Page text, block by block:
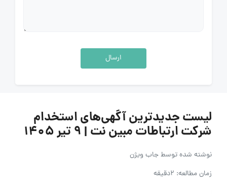
ارسال
لیست جدیدترین آگهی‌های استخدام
شرکت ارتباطات مبین نت | ۹ تیر ۱۴۰۵
نوشته شده توسطجاب ویژن
زمان مطالعه: 2دقیقه